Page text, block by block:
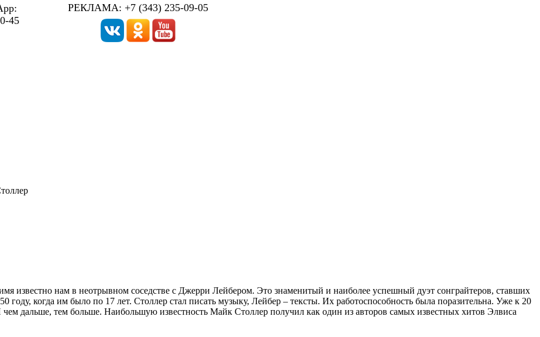
45
РЕКЛАМА: +7 (343) 235-09-05
известно нам в неотрывном соседстве с Джерри Лейбером. Это знаменитый и наиболее успешный дуэт сонграйтеров, ставших
году, когда им было по 17 лет. Столлер стал писать музыку, Лейбер – тексты. Их работоспособность была поразительна. Уже к 20
дальше, тем больше. Наибольшую известность Майк Столлер получил как один из авторов самых известных хитов Элвиса